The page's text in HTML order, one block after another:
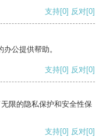
支持[0] 反对[0]
公提供帮助。
支持[0] 反对[0]
限的隐私保护和安全性保
支持[0] 反对[0]